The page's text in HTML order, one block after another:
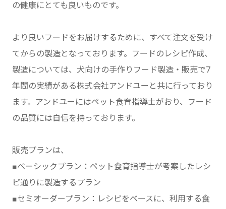
の健康にとても良いものです。
より良いフードをお届けするために、すべて注文を受け
てからの製造となっております。フードのレシピ作成、
製造については、犬向けの手作りフード製造・販売で7
年間の実績がある株式会社アンドユーと共に行っており
ます。アンドユーにはペット食育指導士がおり、フード
の品質には自信を持っております。
販売プランは、
■ベーシックプラン：ペット食育指導士が考案したレシ
ピ通りに製造するプラン
■セミオーダープラン：レシピをベースに、利用する食